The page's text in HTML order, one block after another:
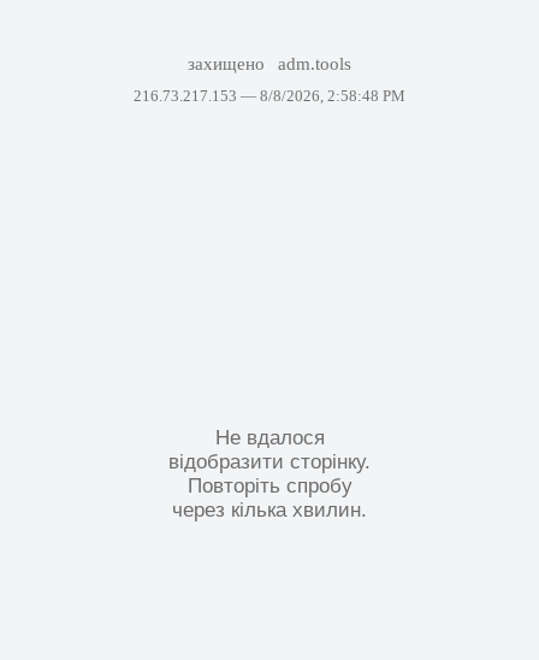
захищено adm.tools
216.73.217.153 — 8/8/2026, 2:58:48 PM
Не вдалося
відобразити сторінку.
Повторіть спробу
через кілька хвилин.